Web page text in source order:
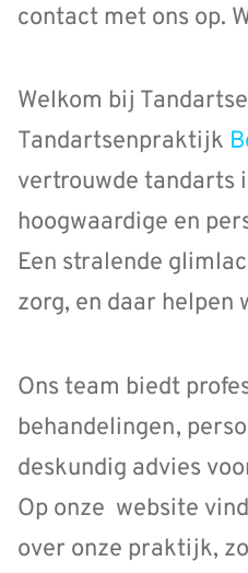
contact met ons op.
Welkom bij
Tandartsenpraktijk
vertrouwde tandarts
hoogwaardige en
Een stralende
zorg, en daar helpen
Ons team biedt
behandelingen,
deskundig advies
Op onze website
over onze praktijk,